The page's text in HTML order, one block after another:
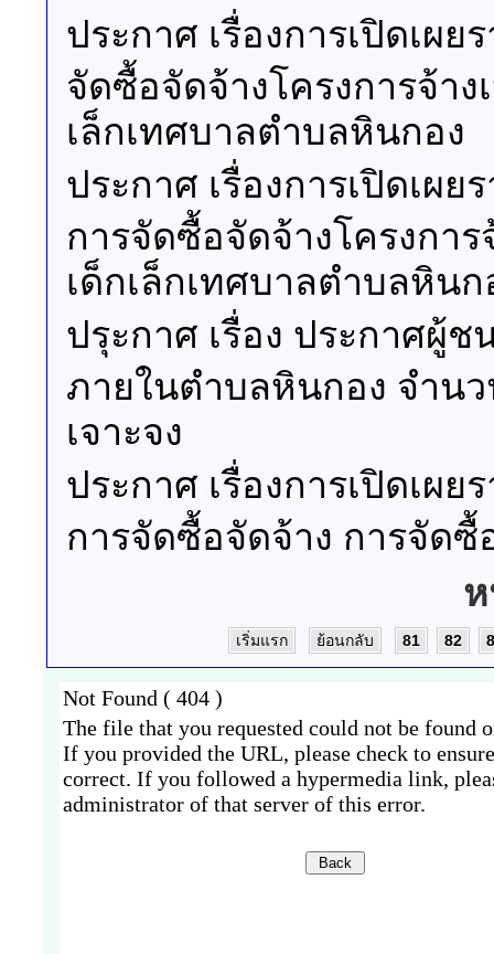
ประกาศ เรื่องการเปิดเผ
จัดซื้อจัดจ้างโครงการจ้า
เล็กเทศบาลตำบลหินกอง
ประกาศ เรื่องการเปิดเผ
การจัดซื้อจัดจ้างโครงกา
เด็กเล็กเทศบาลตำบลหินก
ปรุะกาศ เรื่อง ประกาศผู้
ภายในตำบลหินกอง จำนว
เจาะจง
ประกาศ เรื่องการเปิดเผ
การจัดซื้อจัดจ้าง การจัด
ห
เริ่มแรก ย้อนกลับ 81 82